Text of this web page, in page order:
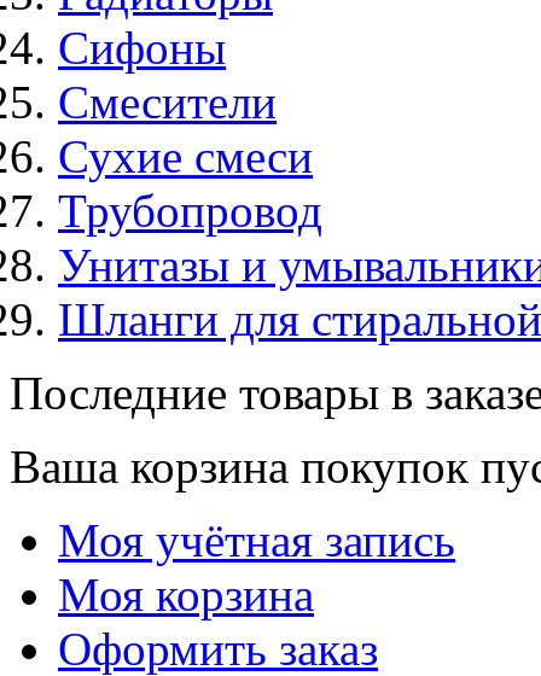
Сифоны
Смесители
Сухие смеси
Трубопровод
Унитазы и
Шланги для
Последние товары в
Ваша корзина покупок
Моя учётная запись
Моя корзина
Оформить заказ